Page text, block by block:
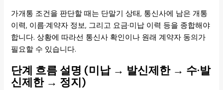
가개통 조건을 판단할 때는 단말기 상태, 통신사에 남은 개통
이력, 이름·계약자 정보, 그리고 요금·미납 이력 등을 종합해야
합니다. 상황에 따라선 통신사 확인이나 원래 계약자 동의가
필요할 수 있습니다.
단계 흐름 설명 (미납 → 발신제한 → 수·발
신제한 → 정지)